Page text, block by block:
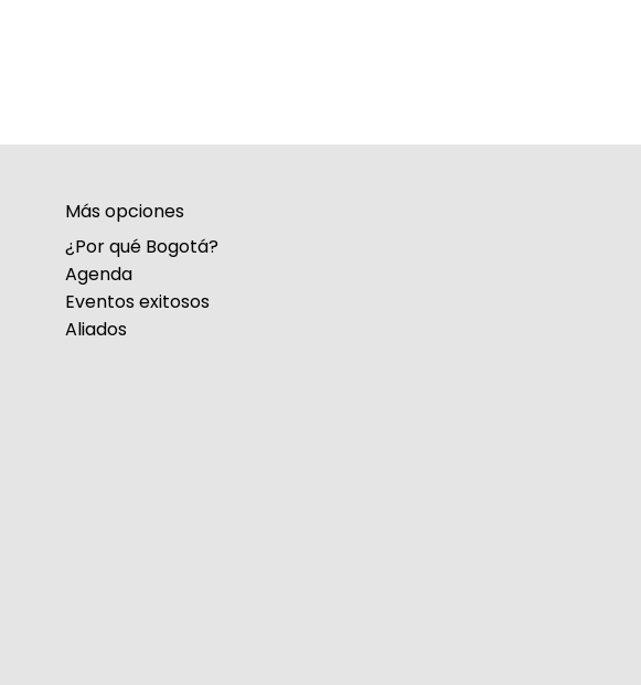
Más opciones
¿Por qué Bogotá?
Agenda
Eventos exitosos
Aliados